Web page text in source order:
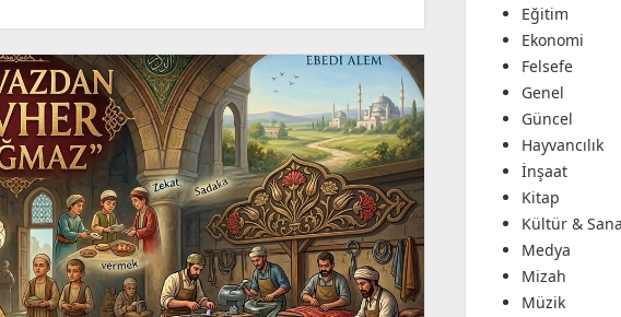
Eğitim
Ekonomi
Felsefe
Genel
Güncel
Hayvancılık
İnşaat
Kitap
Kültür &
Medya
Mizah
Müzik